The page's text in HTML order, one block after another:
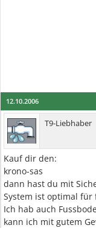
12.10.2006
T9-Liebhaber
Kauf dir den:
krono-sas
dann hast du mit
System ist optimal für
Ich hab auch
kann ich mit gutem